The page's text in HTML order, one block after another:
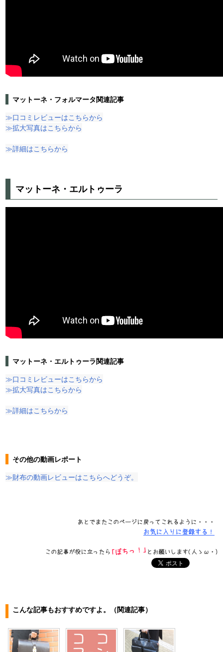
マットーネ・フォルマータ関連記事
≫口コミレビューはこちらから
≫拡大写真はこちらから
≫詳細はこちらから
マットーネ・エルトゥーラ
マットーネ・エルトゥーラ関連記事
≫口コミレビューはこちらから
≫拡大写真はこちらから
≫詳細はこちらから
その他の動画レポート
≫財布の動画レビューはこちらへどうぞ。
こんな記事もおすすめですよ。（関連記事）